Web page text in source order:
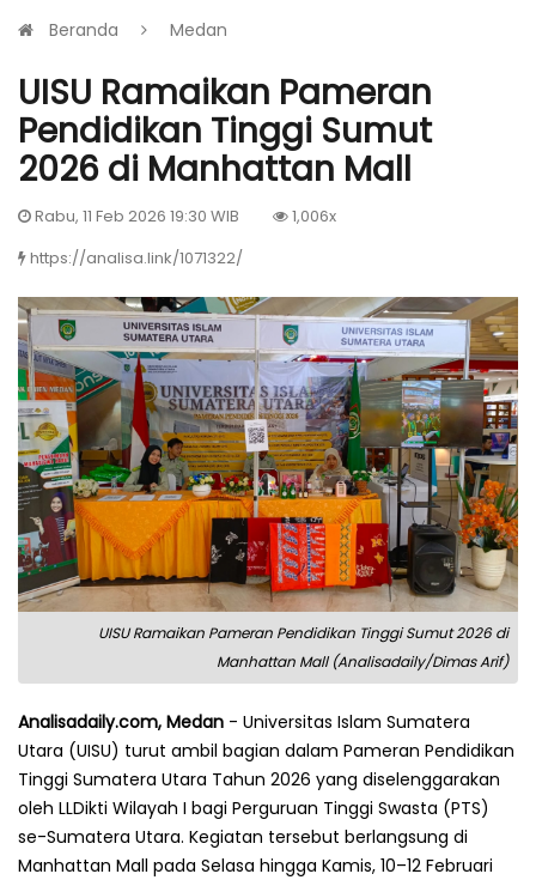
Beranda Medan
UISU Ramaikan Pameran
Pendidikan Tinggi Sumut
2026 di Manhattan Mall
Rabu, 11 Feb 2026 19:30 WIB
1,006x
https://analisa.link/1071322/
UISU Ramaikan Pameran Pendidikan Tinggi Sumut 2026 di
Manhattan Mall (Analisadaily/Dimas Arif)
Analisadaily.com, Medan - Universitas Islam Sumatera
Utara (UISU) turut ambil bagian dalam Pameran Pendidikan
Tinggi Sumatera Utara Tahun 2026 yang diselenggarakan
oleh LLDikti Wilayah I bagi Perguruan Tinggi Swasta (PTS)
se-Sumatera Utara. Kegiatan tersebut berlangsung di
Manhattan Mall pada Selasa hingga Kamis, 10–12 Februari